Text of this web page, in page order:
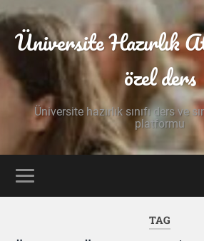
Üniversite Hazırlık
özel ders
Üniversite hazırlık sınıfı ders ve
platformu
TAG